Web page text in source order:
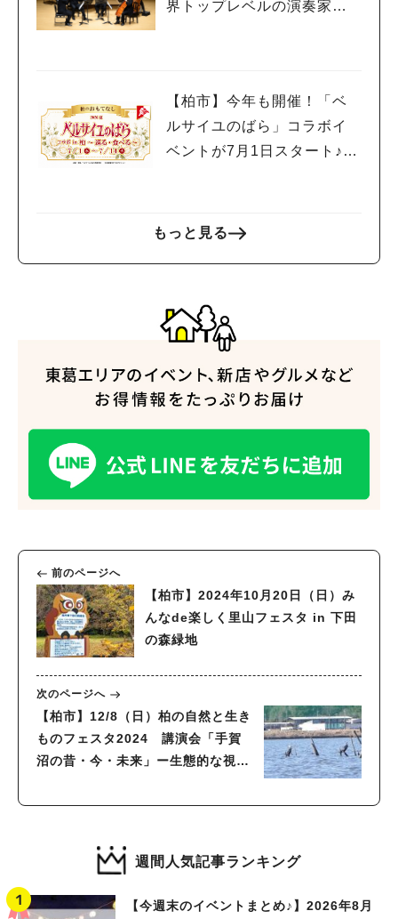
界トップレベルの演奏家を
【柏市】今年も開催！「ベ
ルサイユのばら」コラボイ
ベントが7月1日スタート♪柏
もっと見る
前のページへ
【柏市】2024年10月20日（日）み
んなde楽しく里山フェスタ in 下田
の森緑地
次のページへ
【柏市】12/8（日）柏の自然と生き
ものフェスタ2024 講演会「手賀
沼の昔・今・未来」ー生態的な視点
週間人気記事ランキング
【今週末のイベントまとめ♪】2026年8月